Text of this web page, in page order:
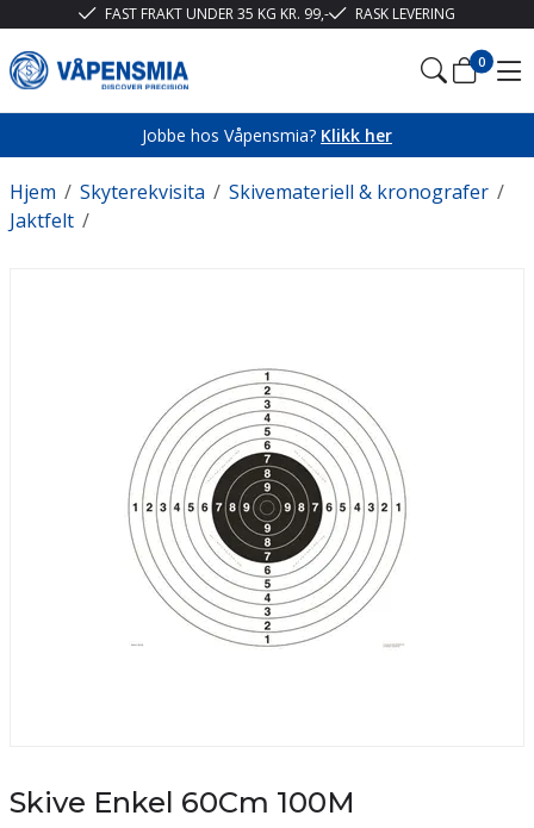
FAST FRAKT UNDER 35 KG KR. 99,- RASK LEVERING
0
Jobbe hos Våpensmia? Klikk her
/
Hjem /
Skyterekvisita /
Skivemateriell & kronografer
/
Jaktfelt
Skive Enkel 60Cm 100M